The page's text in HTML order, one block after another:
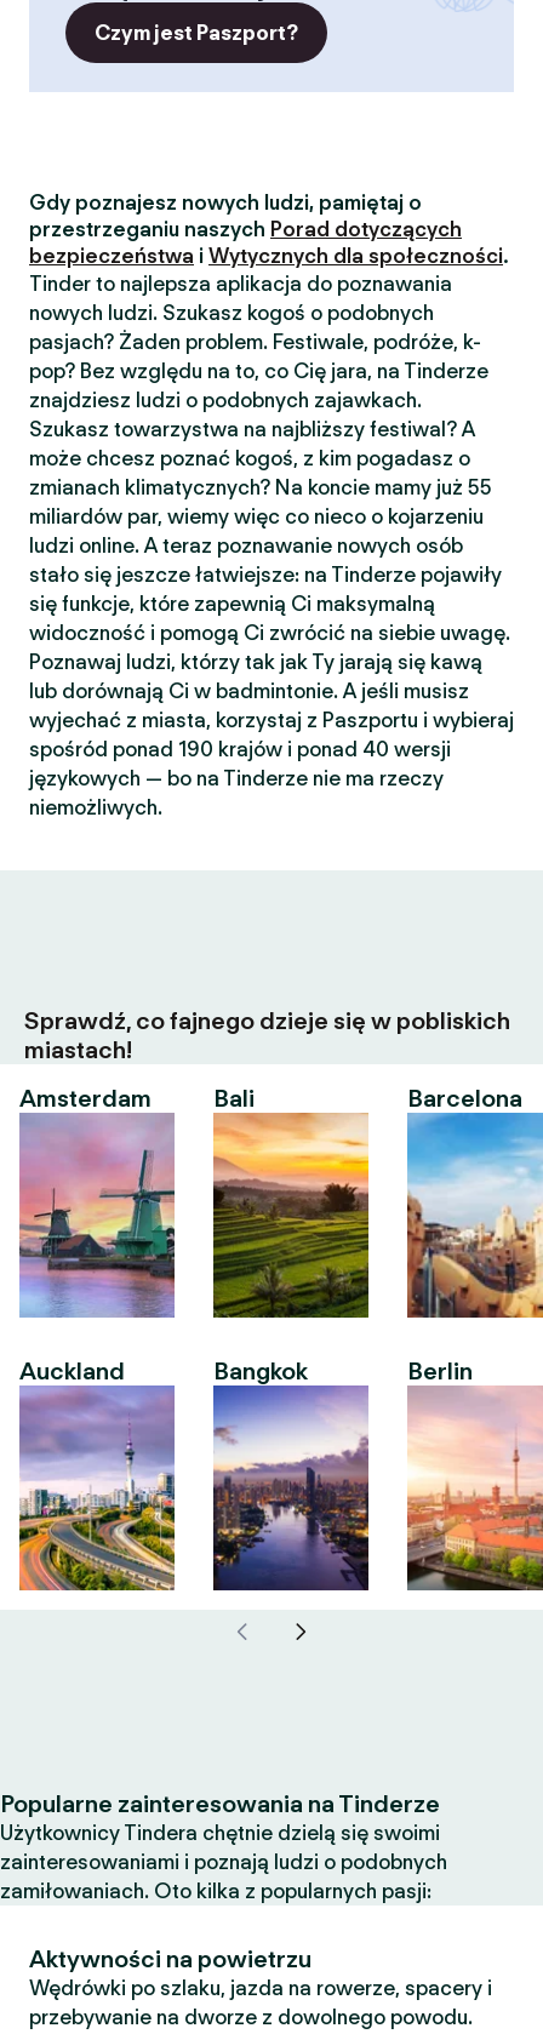
Czym jest Paszport?
Gdy poznajesz nowych ludzi, pamiętaj o
przestrzeganiu naszych Porad dotyczących
bezpieczeństwa i Wytycznych dla społeczności.
Tinder to najlepsza aplikacja do poznawania
nowych ludzi. Szukasz kogoś o podobnych
pasjach? Żaden problem. Festiwale, podróże, k-
pop? Bez względu na to, co Cię jara, na Tinderze
znajdziesz ludzi o podobnych zajawkach.
Szukasz towarzystwa na najbliższy festiwal? A
może chcesz poznać kogoś, z kim pogadasz o
zmianach klimatycznych? Na koncie mamy już 55
miliardów par, wiemy więc co nieco o kojarzeniu
ludzi online. A teraz poznawanie nowych osób
stało się jeszcze łatwiejsze: na Tinderze pojawiły
się funkcje, które zapewnią Ci maksymalną
widoczność i pomogą Ci zwrócić na siebie uwagę.
Poznawaj ludzi, którzy tak jak Ty jarają się kawą
lub dorównają Ci w badmintonie. A jeśli musisz
wyjechać z miasta, korzystaj z Paszportu i wybieraj
spośród ponad 190 krajów i ponad 40 wersji
językowych — bo na Tinderze nie ma rzeczy
niemożliwych.
Sprawdź, co fajnego dzieje się w pobliskich
miastach!
Amsterdam
Auckland
Bali
Bangkok
Barcelona
Berlin
Popularne zainteresowania na Tinderze
Użytkownicy Tindera chętnie dzielą się swoimi
zainteresowaniami i poznają ludzi o podobnych
zamiłowaniach. Oto kilka z popularnych pasji:
Aktywności na powietrzu
Wędrówki po szlaku, jazda na rowerze, spacery i
przebywanie na dworze z dowolnego powodu.